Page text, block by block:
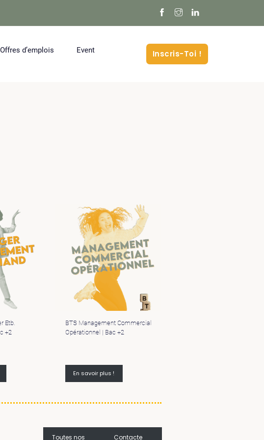
Offres d’emplois Event Inscris-Toi !
Etb.
+2
BTS Management Commercial
Opérationnel | Bac +2
En savoir plus !
Toutes nos Contacte